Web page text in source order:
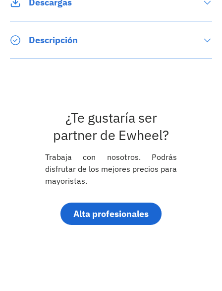
Descargas
Descripción
¿Te gustaría ser
partner de Ewheel?
Trabaja con nosotros. Podrás
disfrutar de los mejores precios para
mayoristas.
Alta profesionales